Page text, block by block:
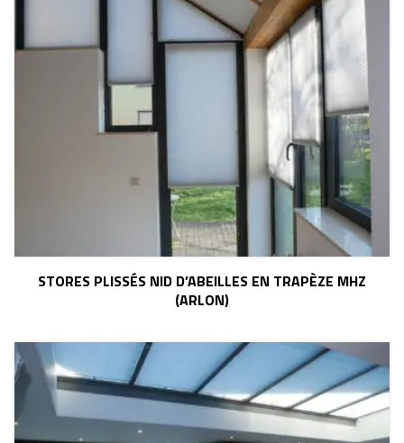
STORES PLISSÉS NID D’ABEILLES EN TRAPÈZE MHZ
(ARLON)